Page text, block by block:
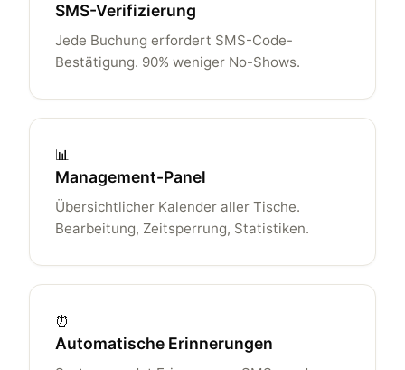
SMS-Verifizierung
Jede Buchung erfordert SMS-Code-
Bestätigung. 90% weniger No-Shows.
📊
Management-Panel
Übersichtlicher Kalender aller Tische.
Bearbeitung, Zeitsperrung, Statistiken.
⏰
Automatische Erinnerungen